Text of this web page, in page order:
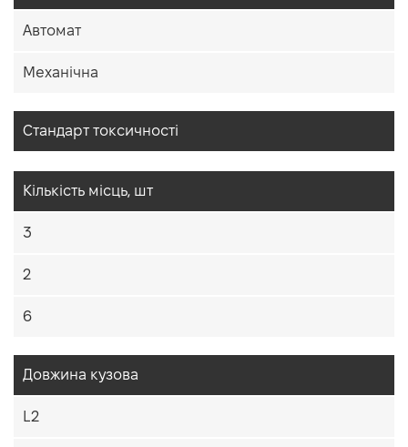
Автомат
Механічна
Cтандарт токсичності
Кiлькiсть мiсць, шт
3
2
6
Довжина кузова
L2